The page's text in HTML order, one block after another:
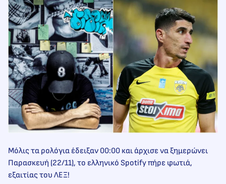
Μόλις τα ρολόγια έδειξαν 00:00 και άρχισε να ξημερώνει
Παρασκευή (22/11), το ελληνικό Spotify πήρε φωτιά,
εξαιτίας του ΛΕΞ!